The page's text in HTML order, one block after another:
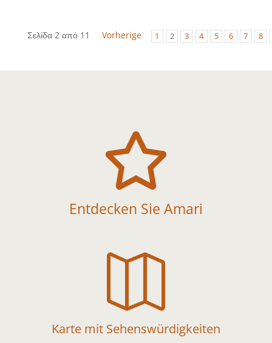
Σελίδα 2 από 11 Vorherige 1 2 3 4 5 6 7 8

Entdecken Sie Amari

Karte mit Sehenswürdigkeiten